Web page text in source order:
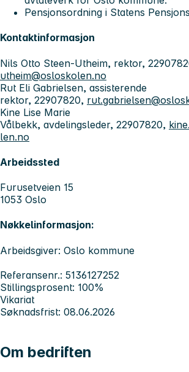
Pensjonsordning i Statens
Kontaktinformasjon
Nils Otto Steen-Utheim, rektor,
utheim@osloskolen.no
Rut Eli Gabrielsen, assisterende
rektor, 22907820,
Kine Lise Marie
Vålbekk, avdelingsleder, 22907820,
len.no
Arbeidssted
Furusetveien 15
1053 Oslo
Nøkkelinformasjon:
Arbeidsgiver: Oslo kommune
Referansenr.: 5136127252
Stillingsprosent: 100%
Vikariat
Søknadsfrist: 08.06.2026
Om bedriften